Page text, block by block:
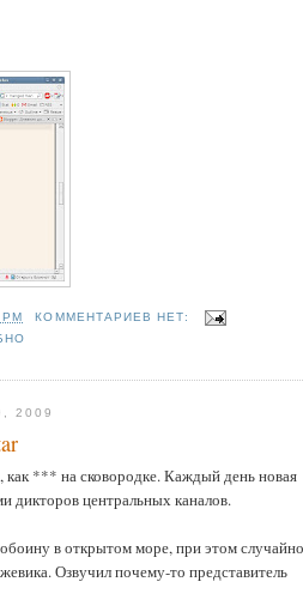
КОММЕНТАРИЕВ НЕТ:
2009
как *** на сковородке. Каждый день новая
дикторов центральных каналов.
в открытом море, при этом случайно
Озвучил почему-то представитель